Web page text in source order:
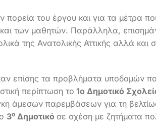
του έργου και για τα μέτρα
των μαθητών. Παράλληλα,
της Ανατολικής Αττικής αλλά
επίσης τα προβλήματα υποδομών
περίπτωση το 1ο Δημοτικό
άμεσων παρεμβάσεων για τη
3ο Δημοτικό σε σχέση με ζητήματα